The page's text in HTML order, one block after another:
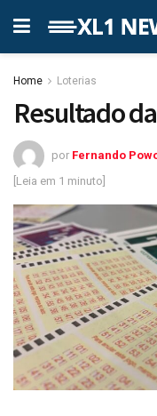
Home Loterias
Resultado
por Fernando
[Leia em 1 minuto]